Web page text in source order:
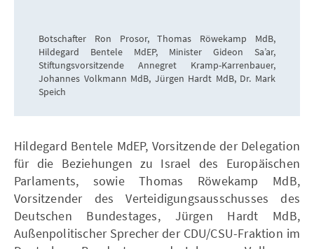
Botschafter Ron Prosor, Thomas Röwekamp MdB,
Hildegard Bentele MdEP, Minister Gideon Sa’ar,
Stiftungsvorsitzende Annegret Kramp-Karrenbauer,
Johannes Volkmann MdB, Jürgen Hardt MdB, Dr. Mark
Speich
Hildegard Bentele MdEP, Vorsitzende der Delegation
für die Beziehungen zu Israel des Europäischen
Parlaments, sowie Thomas Röwekamp MdB,
Vorsitzender des Verteidigungsausschusses des
Deutschen Bundestages, Jürgen Hardt MdB,
Außenpolitischer Sprecher der CDU/CSU-Fraktion im